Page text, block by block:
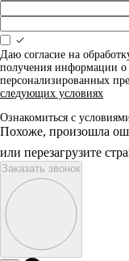
Даю согласие на
получения информации о
персонализированных
следующих условиях
Ознакомиться с
Похоже, произошла
или перезагрузите
Заказать звонок